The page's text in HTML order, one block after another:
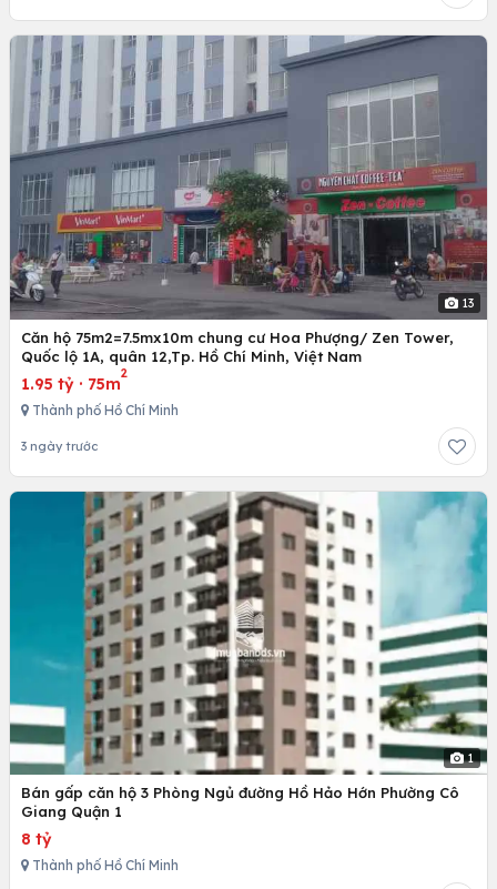
13
Căn hộ 75m2=7.5mx10m chung cư Hoa Phượng/ Zen Tower,
Quốc lộ 1A, quân 12,Tp. Hồ Chí Minh, Việt Nam
1.95 tỷ · 75m
2
Thành phố Hồ Chí Minh
3 ngày trước
1
Bán gấp căn hộ 3 Phòng Ngủ đường Hồ Hảo Hớn Phường Cô
Giang Quận 1
8 tỷ
Thành phố Hồ Chí Minh